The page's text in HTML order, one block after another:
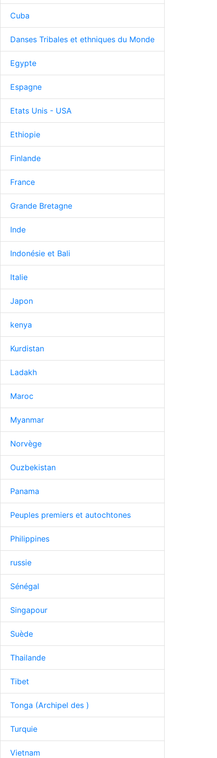
Cuba
Danses Tribales et ethniques du Monde
Egypte
Espagne
Etats Unis - USA
Ethiopie
Finlande
France
Grande Bretagne
Inde
Indonésie et Bali
Italie
Japon
kenya
Kurdistan
Ladakh
Maroc
Myanmar
Norvège
Ouzbekistan
Panama
Peuples premiers et autochtones
Philippines
russie
Sénégal
Singapour
Suède
Thailande
Tibet
Tonga (Archipel des )
Turquie
Vietnam